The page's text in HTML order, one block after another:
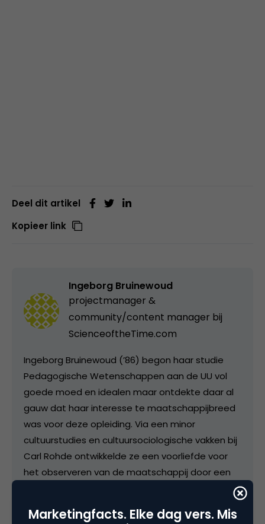
Deel dit artikel
Kopieer link
Ingeborg Bruinewoud
projectmanager &
community/content manager bij
ScienceoftheTime.com
Ingeborg Bruinewoud (’86) begon haar studie
Pedagogische Wetenschappen aan de UU vol
goede moed en idealen maar ontdekte daar al
gauw dat haar interesse te maatschappijbreed
was voor deze opleiding. Via een minor
cultuurstudies en cultuursociologische vakken bij
Carl Rohde ontwikkelde ze een voorliefde voor
het observeren van de maatschappij door een
om het nieuw te starten project ‘the Top-15
Marketingfacts. Elke dag vers. Mis